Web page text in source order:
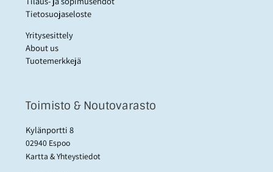
Tietosuojaseloste
Yritysesittely
About us
Tuotemerkkejä
Toimisto & Noutovarasto
Kylänportti 8
02940 Espoo
Kartta & Yhteystiedot